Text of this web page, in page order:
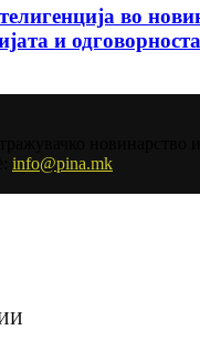
во
и одговорноста
info@pina.mk